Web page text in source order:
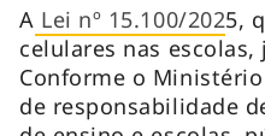
A Lei nº 15.100/2025,
celulares nas
Conforme o Ministério
de responsabilidade